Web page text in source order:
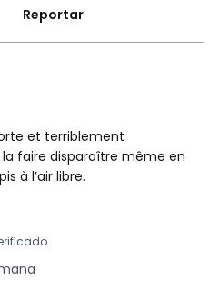
Reportar
et terriblement
faire disparaître même en
à l’air libre.